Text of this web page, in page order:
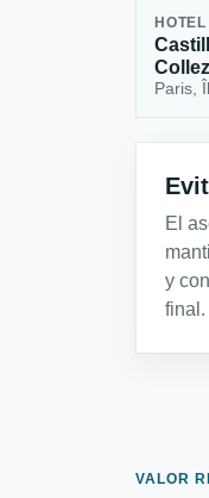
Paris,
El
y
final.
VALOR